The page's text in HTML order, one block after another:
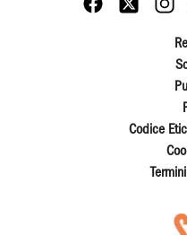
Codice